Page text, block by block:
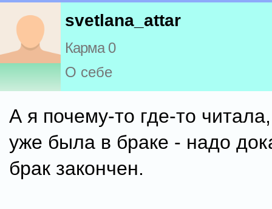
svetlana_attar
Карма 0
О себе
А я почему-то где-то
уже была в браке - надо
брак закончен.